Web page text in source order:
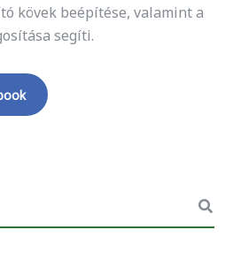
kövek beépítése, valamint a
segíti.